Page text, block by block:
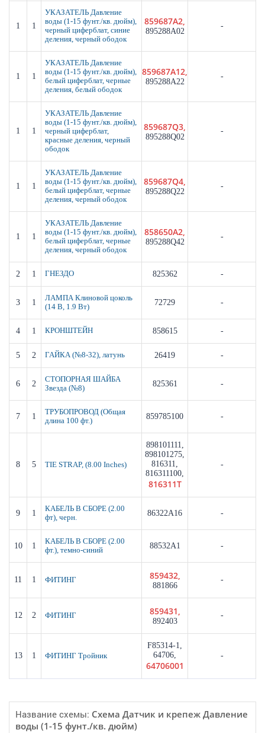
1 1
УКАЗАТЕЛЬ Давление
воды (1-15 фунт./кв. дюйм),
черный циферблат, синие
деления, черный ободок
859687A2,
895288A02
-
1 1
УКАЗАТЕЛЬ Давление
воды (1-15 фунт./кв. дюйм),
белый циферблат, черные
деления, белый ободок
859687A12,
895288A22
-
1 1
УКАЗАТЕЛЬ Давление
воды (1-15 фунт./кв. дюйм),
черный циферблат,
красные деления, черный
ободок
859687Q3,
895288Q02
-
1 1
УКАЗАТЕЛЬ Давление
воды (1-15 фунт./кв. дюйм),
белый циферблат, черные
деления, черный ободок
859687Q4,
895288Q22
-
1 1
УКАЗАТЕЛЬ Давление
воды (1-15 фунт./кв. дюйм),
белый циферблат, черные
деления, черный ободок
858650A2,
895288Q42
-
2 1 ГНЕЗДО 825362 -
3 1
ЛАМПА Клиновой цоколь
(14 В, 1.9 Вт)
72729 -
4 1 КРОНШТЕЙН 858615 -
5 2 ГАЙКА (№8-32), латунь 26419 -
6 2
СТОПОРНАЯ ШАЙБА
Звезда (№8)
825361 -
7 1
ТРУБОПРОВОД (Общая
длина 100 фт.)
859785100 -
8 5 TIE STRAP, (8.00 Inches)
898101111,
898101275,
816311,
816311100,
816311T
-
9 1
КАБЕЛЬ В СБОРЕ (2.00
фт), черн.
86322A16 -
10 1
КАБЕЛЬ В СБОРЕ (2.00
фт.), темно-синий
88532A1 -
11 1 ФИТИНГ 859432,
881866
-
12 2 ФИТИНГ 859431,
892403
-
13 1 ФИТИНГ Тройник
F85314-1,
64706,
64706001
-
Название схемы: Cхема Датчик и крепеж Давление
воды (1-15 фунт./кв. дюйм)